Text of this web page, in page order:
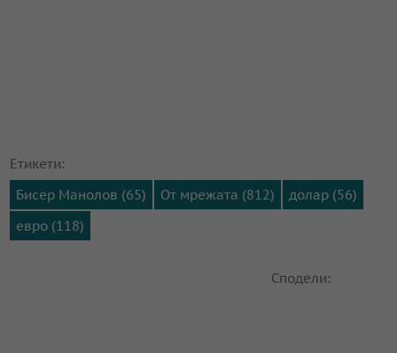
Етикети:
Бисер Манолов (65)
От мрежата (812)
долар (56)
евро (118)
Сподели: